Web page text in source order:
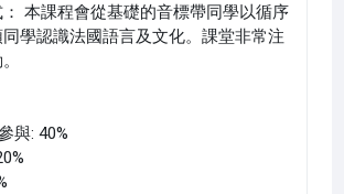
本課程會從基礎的音標帶同學以循序
學認識法國語言及文化。課堂非常注
與: 40%